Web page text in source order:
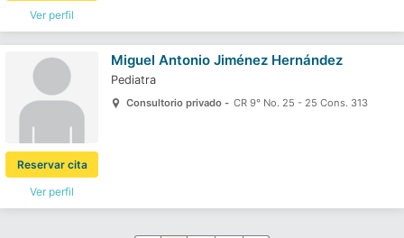
Ver perfil
Ver perfil
Reservar cita
Miguel Antonio Jiménez Hernández
Pediatra
Consultorio privado - CR 9° No. 25 - 25 Cons. 313